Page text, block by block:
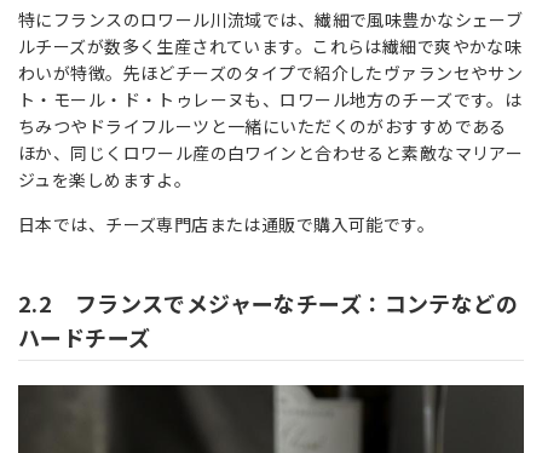
特にフランスのロワール川流域では、繊細で風味豊かなシェーブ
ルチーズが数多く生産されています。これらは繊細で爽やかな味
わいが特徴。先ほどチーズのタイプで紹介したヴァランセやサン
ト・モール・ド・トゥレーヌも、ロワール地方のチーズです。は
ちみつやドライフルーツと一緒にいただくのがおすすめである
ほか、同じくロワール産の白ワインと合わせると素敵なマリアー
ジュを楽しめますよ。
日本では、チーズ専門店または通販で購入可能です。
2.2 フランスでメジャーなチーズ：コンテなどの
ハードチーズ